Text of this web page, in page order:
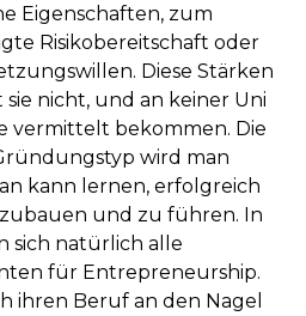
Eigenschaften, zum
Risikobereitschaft oder
Diese Stärken
nicht, und an keiner Uni
vermittelt bekommen. Die
wird man
kann lernen, erfolgreich
und zu führen. In
sich natürlich alle
für Entrepreneurship.
ihren Beruf an den Nagel